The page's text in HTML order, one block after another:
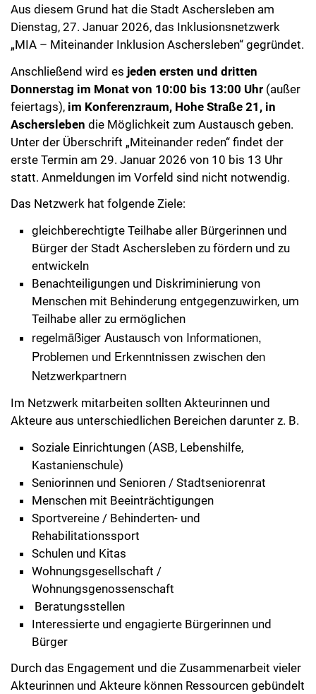
Aus diesem Grund hat die Stadt Aschersleben am
Dienstag, 27. Januar 2026, das Inklusionsnetzwerk
„MIA – Miteinander Inklusion Aschersleben“ gegründet.
Anschließend wird es jeden ersten und dritten
Donnerstag im Monat von 10:00 bis 13:00 Uhr (außer
feiertags), im Konferenzraum, Hohe Straße 21, in
Aschersleben die Möglichkeit zum Austausch geben.
Unter der Überschrift „Miteinander reden“ findet der
erste Termin am 29. Januar 2026 von 10 bis 13 Uhr
statt. Anmeldungen im Vorfeld sind nicht notwendig.
Das Netzwerk hat folgende Ziele:
gleichberechtigte Teilhabe aller Bürgerinnen und
Bürger der Stadt Aschersleben zu fördern und zu
entwickeln
Benachteiligungen und Diskriminierung von
Menschen mit Behinderung entgegenzuwirken, um
Teilhabe aller zu ermöglichen
regelmäßiger Austausch von Informationen,
Problemen und Erkenntnissen zwischen den
Netzwerkpartnern
Im Netzwerk mitarbeiten sollten Akteurinnen und
Akteure aus unterschiedlichen Bereichen darunter z. B.
Soziale Einrichtungen (ASB, Lebenshilfe,
Kastanienschule)
Seniorinnen und Senioren / Stadtseniorenrat
Menschen mit Beeinträchtigungen
Sportvereine / Behinderten- und
Rehabilitationssport
Schulen und Kitas
Wohnungsgesellschaft /
Wohnungsgenossenschaft
Beratungsstellen
Interessierte und engagierte Bürgerinnen und
Bürger
Durch das Engagement und die Zusammenarbeit vieler
Akteurinnen und Akteure können Ressourcen gebündelt